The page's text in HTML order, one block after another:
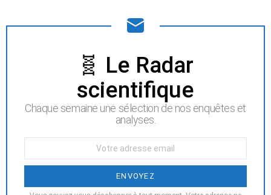
NEWSLETTER🧬 Le Radar
scientifique
Chaque semaine une sélection de nos enquêtes et
analyses.
: